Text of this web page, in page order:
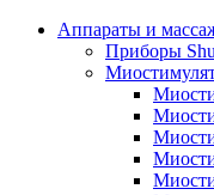
Аппараты и
Приборы